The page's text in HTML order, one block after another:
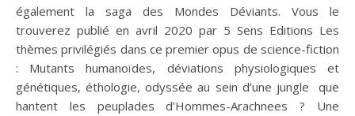
également la saga des Mondes Déviants. Vous le
trouverez publié en avril 2020 par 5 Sens Editions Les
thèmes privilégiés dans ce premier opus de science-fiction
: Mutants humanoïdes, déviations physiologiques et
génétiques, éthologie, odyssée au sein d’une jungle que
hantent les peuplades d’Hommes-Arachnees ? Une